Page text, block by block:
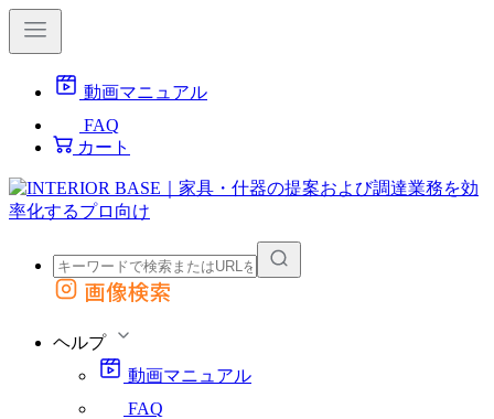
動画マニュアル
FAQ
カート
外部サイトの商品をカートに追加
画像検索
ヘルプ
動画マニュアル
FAQ